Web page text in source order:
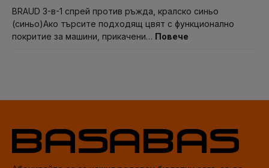
BRAUD 3-в-1 спрей против ръжда, кралско синьо
(синьо)Ако търсите подходящ цвят с функционално
покритие за машини, прикачени… Повече